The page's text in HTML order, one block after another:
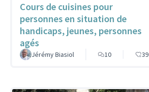
Cours de cuisines pour
personnes en situation de
handicaps, jeunes, personnes
agés
Jérémy Biasiol 10 39